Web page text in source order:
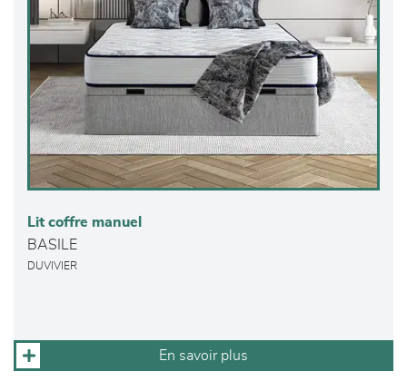
Lit coffre manuel
BASILE
DUVIVIER
En savoir plus